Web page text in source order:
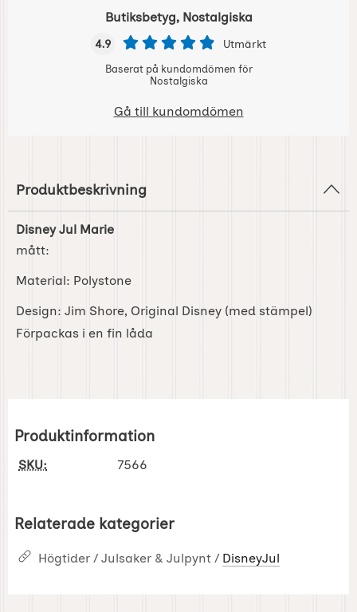
Butiksbetyg, Nostalgiska
4.9 Utmärkt
Baserat på kundomdömen för
Nostalgiska
Gå till kundomdömen
Produktbeskrivning
Disney Jul Marie
mått:
Material: Polystone
Design: Jim Shore, Original Disney (med stämpel)
Förpackas i en fin låda
Produktinformation
SKU: 7566
Relaterade kategorier
Högtider / Julsaker & Julpynt / DisneyJul